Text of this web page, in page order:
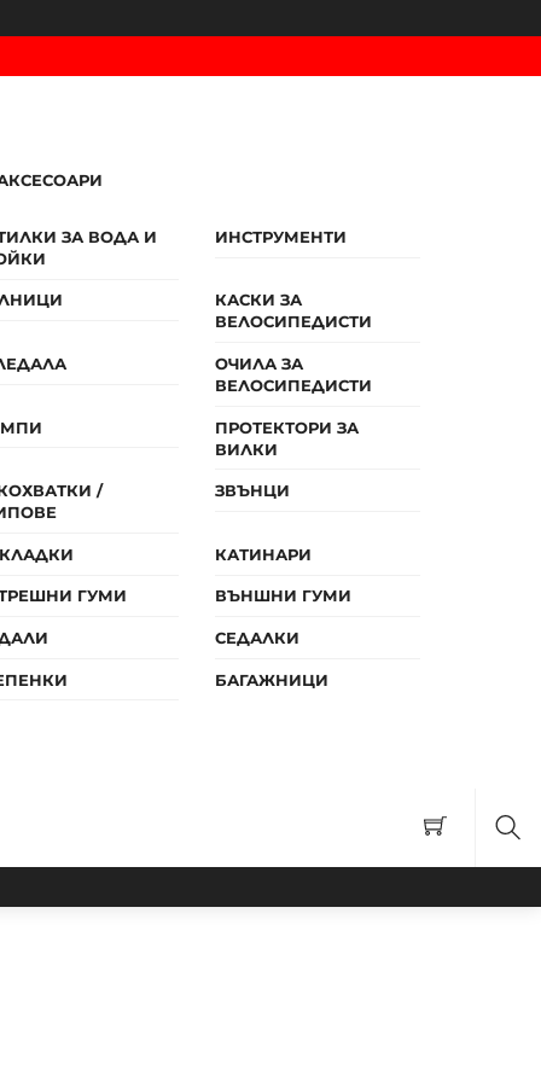
ЗА ВОДА И
ИНСТРУМЕНТИ
КАСКИ ЗА
ВЕЛОСИПЕДИСТИ
ОЧИЛА ЗА
ВЕЛОСИПЕДИСТИ
ПРОТЕКТОРИ ЗА
ВИЛКИ
/
ЗВЪНЦИ
КАТИНАРИ
ГУМИ ВЪНШНИ ГУМИ
СЕДАЛКИ
БАГАЖНИЦИ